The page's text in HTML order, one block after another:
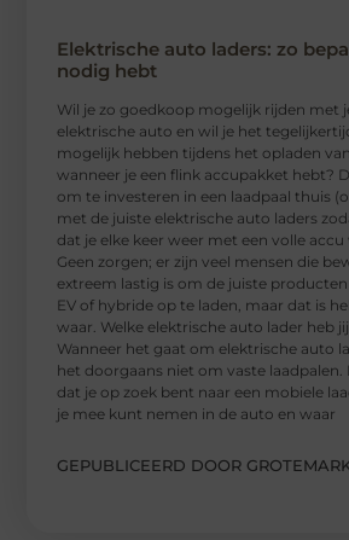
Elektrische auto laders: zo
nodig hebt
Wil je zo goedkoop mogelijk rijden met
elektrische auto en wil je het
mogelijk hebben tijdens het opladen
wanneer je een flink accupakket hebt?
om te investeren in een laadpaal thuis
met de juiste elektrische auto laders
dat je elke keer weer met een volle accu
Geen zorgen; er zijn veel mensen die
extreem lastig is om de juiste
EV of hybride op te laden, maar dat is
waar. Welke elektrische auto lader heb
Wanneer het gaat om elektrische auto
het doorgaans niet om vaste laadpalen.
dat je op zoek bent naar een mobiele
je mee kunt nemen in de auto en waar
GEPUBLICEERD DOOR